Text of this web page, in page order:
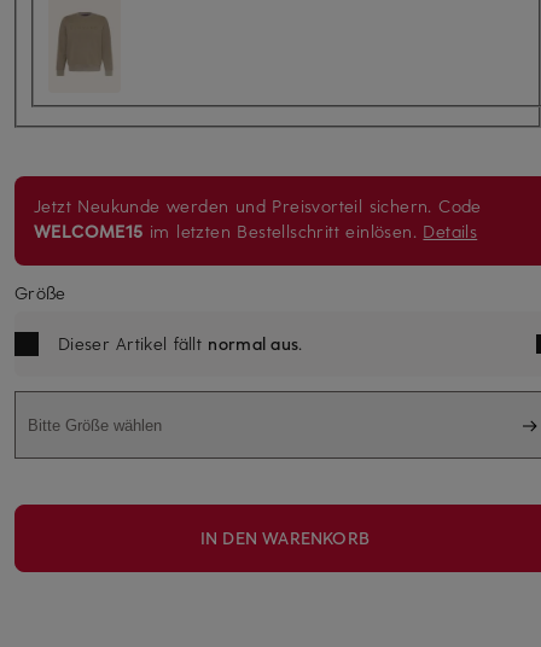
Jetzt Neukunde werden und Preisvorteil sichern. Code
WELCOME15 im letzten Bestellschritt einlösen. Details
Größe
Dieser Artikel fällt normal aus.
Bitte Größe wählen
IN DEN WARENKORB